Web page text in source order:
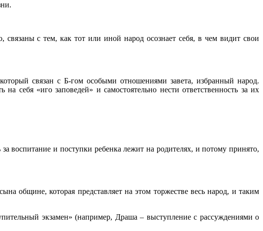
с тем, как тот или иной народ осознает себя, в чем видит свои
связан с Б-гом особыми отношениями завета, избранный народ.
на себя «иго заповедей» и самостоятельно нести ответственность за их
воспитание и поступки ребенка лежит на родителях, и потому принято,
общине, которая представляет на этом торжестве весь народ, и таким
экзамен» (например, Драша – выступление с рассуждениями о